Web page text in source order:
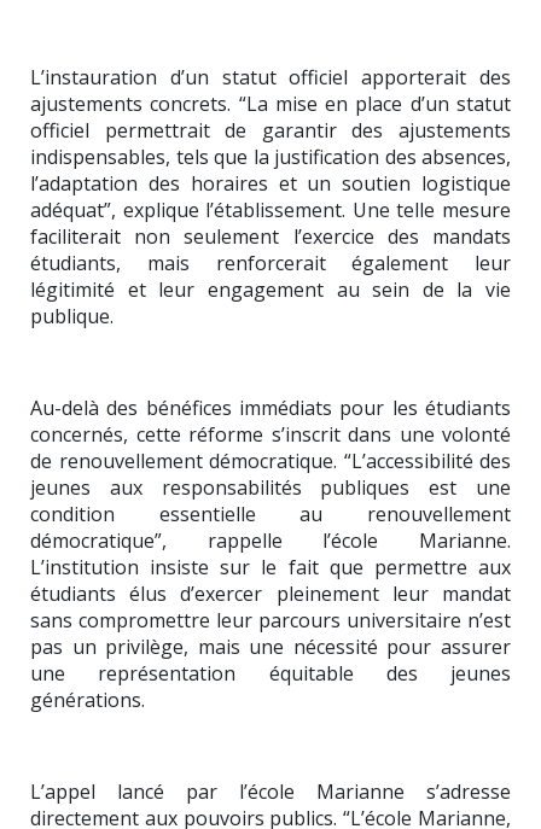
L’instauration d’un statut officiel apporterait des
ajustements concrets. “La mise en place d’un statut
officiel permettrait de garantir des ajustements
indispensables, tels que la justification des absences,
l’adaptation des horaires et un soutien logistique
adéquat”, explique l’établissement. Une telle mesure
faciliterait non seulement l’exercice des mandats
étudiants, mais renforcerait également leur
légitimité et leur engagement au sein de la vie
publique.
Au-delà des bénéfices immédiats pour les étudiants
concernés, cette réforme s’inscrit dans une volonté
de renouvellement démocratique. “L’accessibilité des
jeunes aux responsabilités publiques est une
condition essentielle au renouvellement
démocratique”, rappelle l’école Marianne.
L’institution insiste sur le fait que permettre aux
étudiants élus d’exercer pleinement leur mandat
sans compromettre leur parcours universitaire n’est
pas un privilège, mais une nécessité pour assurer
une représentation équitable des jeunes
générations.
L’appel lancé par l’école Marianne s’adresse
directement aux pouvoirs publics. “L’école Marianne,